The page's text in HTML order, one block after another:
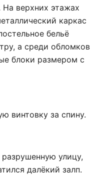
верхних этажах
каркас
бельё
а среди обломков
блоки размером с
винтовку за спину.
улицу,
далёкий залп.